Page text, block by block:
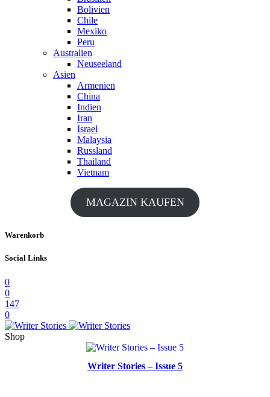
Bolivien
Chile
Mexiko
Peru
Australien
Neuseeland
Asien
Armenien
China
Indien
Iran
Israel
Malaysia
Russland
Thailand
Vietnam
MAGAZIN KAUFEN
Warenkorb
Social Links
0
0
147
0
Shop
Writer Stories – Issue 5